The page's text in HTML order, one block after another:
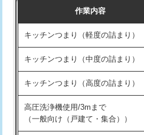
排水管工事（土の掘削・埋め戻し作
排水管工事（排水管工事/3ｍまで）
排水管工事（追加 排水管工事/3ｍ
マス交換（土の掘削・埋め戻し作
マス交換（深さ50㎝未満）
式・ワンホール）)
交換・取付(排水栓・排水トラップ
持込商品取付（単水栓）
作業内容
キッチンつまり（軽度の詰まり）
キッチンつまり（中度の詰まり）
キッチンつまり（高度の詰まり）
高圧洗浄機使用/3mまで
（一般向け（戸建て・集合））